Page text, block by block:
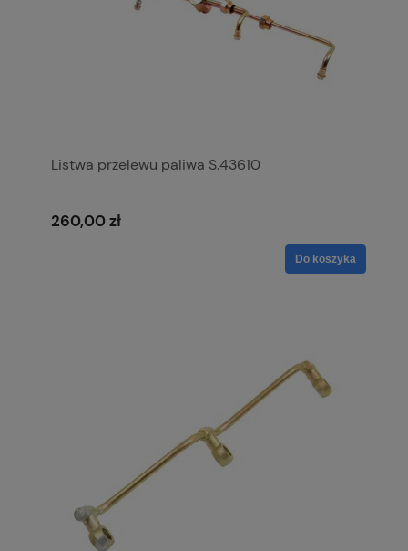
Listwa przelewu paliwa S.43610
260,00 zł
Do koszyka